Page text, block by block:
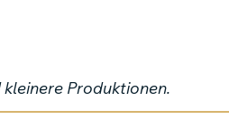
Produktionen.